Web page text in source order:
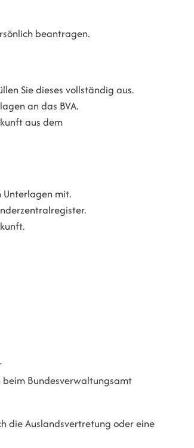
beantragen.
Sie dieses vollständig aus.
an das BVA.
aus dem
Unterlagen mit.
beim Bundesverwaltungsamt
die Auslandsvertretung oder eine